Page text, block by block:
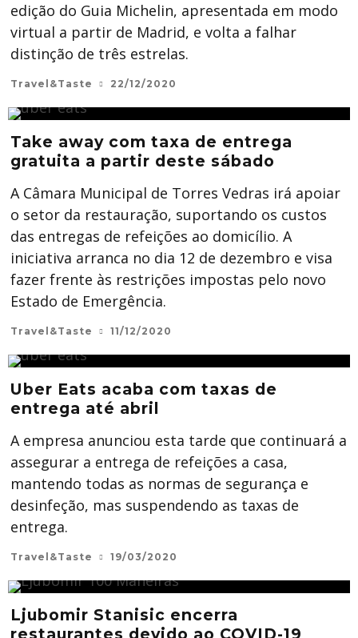
edição do Guia Michelin, apresentada em modo
virtual a partir de Madrid, e volta a falhar
distinção de três estrelas.
Travel&Taste 22/12/2020
Take away com taxa de entrega
gratuita a partir deste sábado
A Câmara Municipal de Torres Vedras irá apoiar
o setor da restauração, suportando os custos
das entregas de refeições ao domicílio. A
iniciativa arranca no dia 12 de dezembro e visa
fazer frente às restrições impostas pelo novo
Estado de Emergência.
Travel&Taste 11/12/2020
Uber Eats acaba com taxas de
entrega até abril
A empresa anunciou esta tarde que continuará a
assegurar a entrega de refeições a casa,
mantendo todas as normas de segurança e
desinfeção, mas suspendendo as taxas de
entrega.
Travel&Taste 19/03/2020
Ljubomir Stanisic encerra